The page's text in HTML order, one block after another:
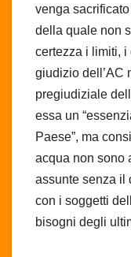
venga
della quale non
certezza i limiti, i
giudizio dell’AC
pregiudiziale
essa un
Paese”, ma
acqua non sono
assunte senza il
con i soggetti
bisogni degli